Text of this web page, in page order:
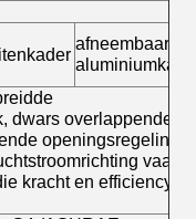
afneembaar
dwars overlappende
openingsregeling
vaak,
kracht en efficiency